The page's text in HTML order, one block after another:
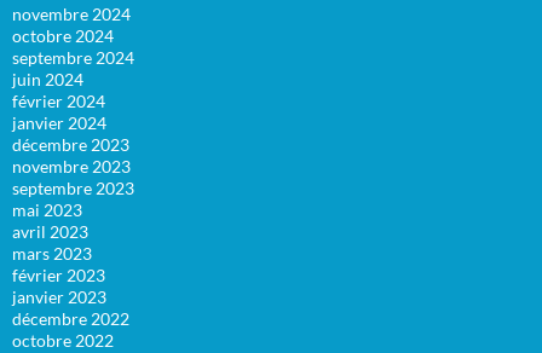
novembre 2024
octobre 2024
septembre 2024
juin 2024
février 2024
janvier 2024
décembre 2023
novembre 2023
septembre 2023
mai 2023
avril 2023
mars 2023
février 2023
janvier 2023
décembre 2022
octobre 2022